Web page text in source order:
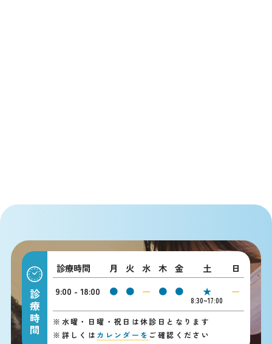
診療時間
診療時間 月 火 水 木 金 土
日
9:00 - 18:00
● ● ー ● ● ★
8:30~17:00
ー
※ 水曜・日曜・祝日は休診日となります
※ 詳しくは カレンダーを ご確認ください